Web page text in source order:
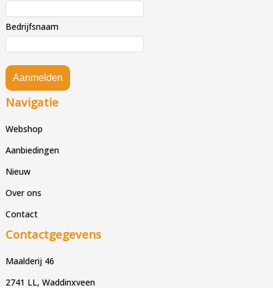
Bedrijfsnaam
Aanmelden
Navigatie
Webshop
Aanbiedingen
Nieuw
Over ons
Contact
Contactgegevens
Maalderij 46
2741 LL, Waddinxveen